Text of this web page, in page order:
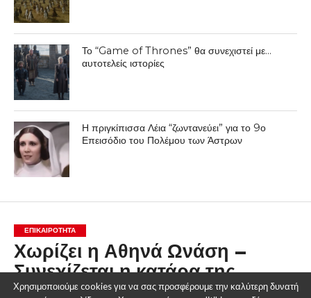
Το “Game of Thrones” θα συνεχιστεί με…
αυτοτελείς ιστορίες
Η πριγκίπισσα Λέια “ζωντανεύει” για το 9ο
Επεισόδιο του Πολέμου των Άστρων
ΕΠΙΚΑΙΡΟΤΗΤΑ
Χωρίζει η Αθηνά Ωνάση –
Συνεχίζεται η κατάρα της
οικογένειας;
Χρησιμοποιούμε cookies για να σας προσφέρουμε την καλύτερη δυνατή